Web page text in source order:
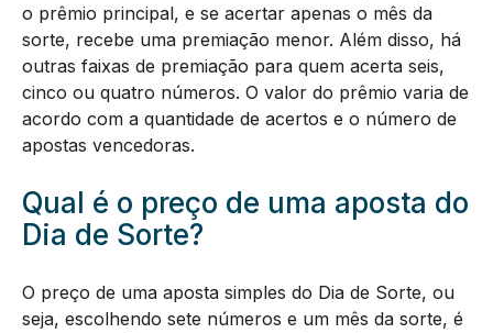
o prêmio principal, e se acertar apenas o mês da
sorte, recebe uma premiação menor. Além disso, há
outras faixas de premiação para quem acerta seis,
cinco ou quatro números. O valor do prêmio varia de
acordo com a quantidade de acertos e o número de
apostas vencedoras.
Qual é o preço de uma aposta do
Dia de Sorte?
O preço de uma aposta simples do Dia de Sorte, ou
seja, escolhendo sete números e um mês da sorte, é